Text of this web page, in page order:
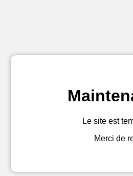
Le site est
Merci de